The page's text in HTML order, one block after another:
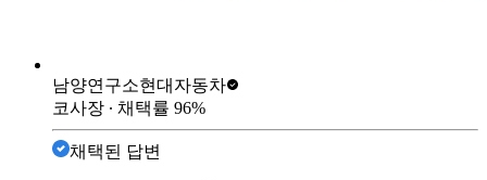
남양연구소현대자동차
코사장 ∙ 채택률 96%
채택된 답변